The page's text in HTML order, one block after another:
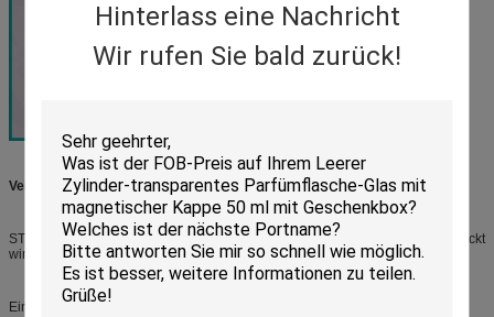
Hinterlass eine Nachricht
Wir rufen Sie bald zurück!
Verpackungsmethode:
STREICHELN Sie die Flasche, die in unterschiedlicher opp Tasche verpackt
wird, die nacheinander im Auftrag sitzt
Eine Siegel-OPP-Tasche in jedem Karton schützen die Produkte vor Staub.